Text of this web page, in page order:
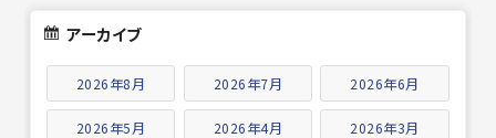
アーカイブ
2026年8月 2026年7月 2026年6月
2026年5月 2026年4月 2026年3月